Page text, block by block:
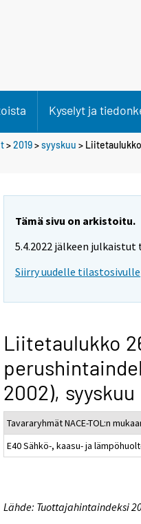
Kyselyt ja
>2019>syyskuu >
Tämä sivu on arkistoitu.
5.4.2022 jälkeen
Siirry uudelle tilastosivulle
Liitetaulukko
2002), syyskuu
Tavararyhmät NACE-TOL:n
E40 Sähkö-, kaasu- ja
Lähde: Tuottajahintaindeksi